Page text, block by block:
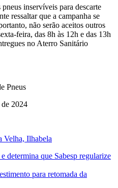
inservíveis para descarte
ressaltar que a campanha se
não serão aceitos outros
feira, das 8h às 12h e das 13h
no Aterro Sanitário
Pneus
2024
Velha, Ilhabela
determina que Sabesp regularize
para retomada da